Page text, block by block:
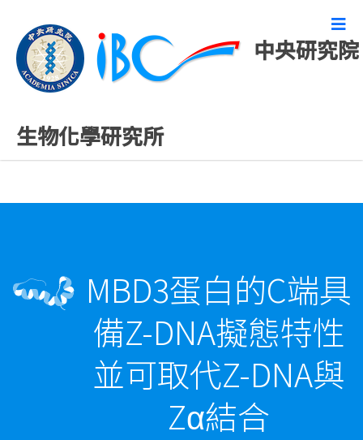
中央研究院
生物化學研究所
精彩研究成果
MBD3蛋白的C端具
備Z-DNA擬態特性
並可取代Z-DNA與
Zα結合